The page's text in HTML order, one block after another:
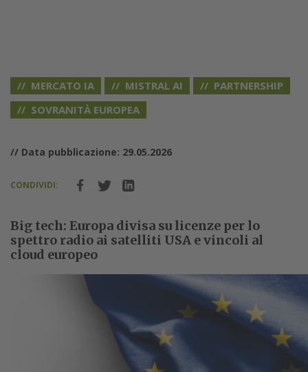
MERCATO IA MISTRAL AI
PARTNERSHIP
SOVRANITÀ EUROPEA
// Data pubblicazione: 29.05.2026
CONDIVIDI:
Big tech: Europa divisa su licenze per lo
spettro radio ai satelliti USA e vincoli al
cloud europeo